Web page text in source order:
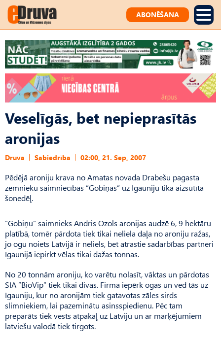
ABONĒŠANA
Veselīgās, bet nepieprasītās
aronijas
Druva Sabiedrība 02:00, 21. Sep, 2007
Pēdējā aroniju krava no Amatas novada Drabešu pagasta
zemnieku saimniecības ”Gobiņas” uz Igauniju tika aizsūtīta
šonedēļ.
”Gobiņu” saimnieks Andris Ozols aronijas audzē 6, 9 hektāru
platībā, tomēr pārdota tiek tikai neliela daļa no aroniju ražas,
jo ogu noiets Latvijā ir neliels, bet atrastie sadarbības partneri
Igaunijā iepirkt vēlas tikai dažas tonnas.
No 20 tonnām aroniju, ko varētu nolasīt, vāktas un pārdotas
SIA ”BioVip” tiek tikai divas. Firma iepērk ogas un ved tās uz
Igauniju, kur no aronijām tiek gatavotas zāles sirds
slimniekiem, lai pazeminātu asinsspiedienu. Pēc tam
preparāts tiek vests atpakaļ uz Latviju un ar marķējumiem
latviešu valodā tiek tirgots.